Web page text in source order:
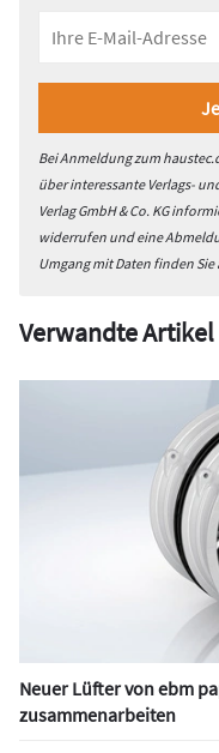
Bei Anmeldung zum
über interessante Verlags-
Verlag GmbH & Co. KG
widerrufen und eine
Umgang mit Daten finden
Verwandte Artikel
Neuer Lüfter von ebm
zusammenarbeiten